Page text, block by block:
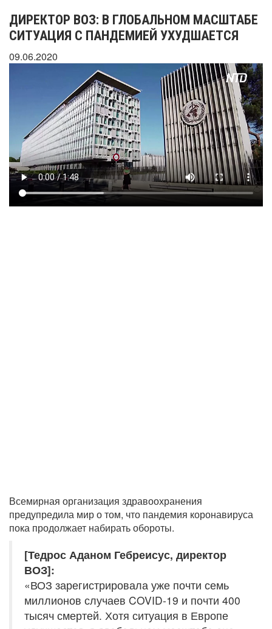
ДИРЕКТОР ВОЗ: В ГЛОБАЛЬНОМ МАСШТАБЕ
СИТУАЦИЯ С ПАНДЕМИЕЙ УХУДШАЕТСЯ
09.06.2020
Всемирная организация здравоохранения
предупредила мир о том, что пандемия коронавируса
пока продолжает набирать обороты.
[Тедрос Аданом Гебреисус, директор
ВОЗ]:
«ВОЗ зарегистрировала уже почти семь
миллионов случаев COVID-19 и почти 400
тысяч смертей. Хотя ситуация в Европе